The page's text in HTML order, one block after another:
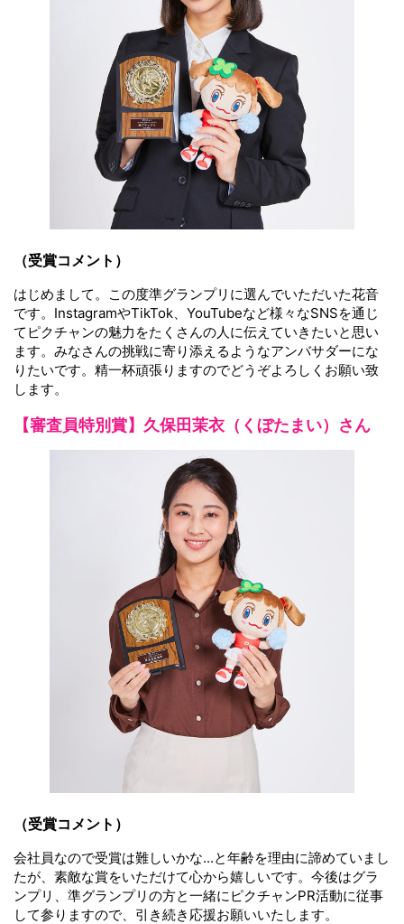
（受賞コメント）
はじめまして。この度準グランプリに選んでいただいた花音
です。InstagramやTikTok、YouTubeなど様々なSNSを通じ
てピクチャンの魅力をたくさんの人に伝えていきたいと思い
ます。みなさんの挑戦に寄り添えるようなアンバサダーにな
りたいです。精一杯頑張りますのでどうぞよろしくお願い致
します。
【審査員特別賞】久保田茉衣（くぼたまい）さん
（受賞コメント）
会社員なので受賞は難しいかな...と年齢を理由に諦めていまし
たが、素敵な賞をいただけて心から嬉しいです。今後はグラ
ンプリ、準グランプリの方と一緒にピクチャンPR活動に従事
して参りますので、引き続き応援お願いいたします。